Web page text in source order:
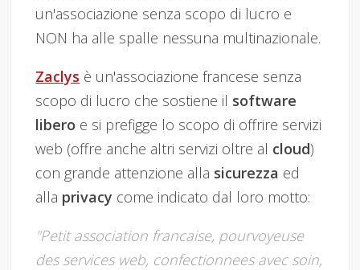
un'associazione senza scopo di lucro e
NON ha alle spalle nessuna multinazionale.
Zaclys è un'associazione francese senza
scopo di lucro che sostiene il software
libero e si prefigge lo scopo di offrire servizi
web (offre anche altri servizi oltre al cloud)
con grande attenzione alla sicurezza ed
alla privacy come indicato dal loro motto:
"Petit association francaise, pourvoyeuse
des services web, confectionnees avec soin,